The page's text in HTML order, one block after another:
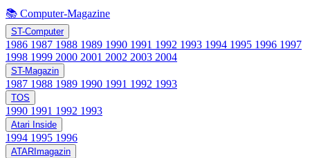
📚 Computer-Magazine
ST-Computer
1986 1987 1988 1989 1990 1991 1992 1993 1994 1995 1996 1997
1998 1999 2000 2001 2002 2003 2004
ST-Magazin
1987 1988 1989 1990 1991 1992 1993
TOS
1990 1991 1992 1993
Atari Inside
1994 1995 1996
ATARImagazin